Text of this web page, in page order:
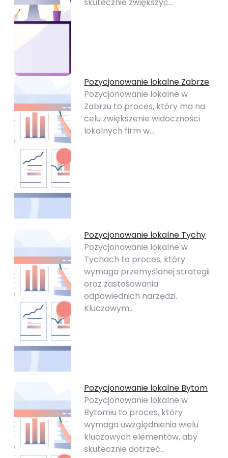
Pozycjonowanie lokalne Zabrze
Pozycjonowanie lokalne w
Zabrzu to proces, który ma na
celu zwiększenie widoczności
lokalnych firm w…
Pozycjonowanie lokalne Tychy
Pozycjonowanie lokalne w
Tychach to proces, który
wymaga przemyślanej strategii
oraz zastosowania
odpowiednich narzędzi.
Kluczowym…
Pozycjonowanie lokalne Bytom
Pozycjonowanie lokalne w
Bytomiu to proces, który
wymaga uwzględnienia wielu
kluczowych elementów, aby
skutecznie dotrzeć…